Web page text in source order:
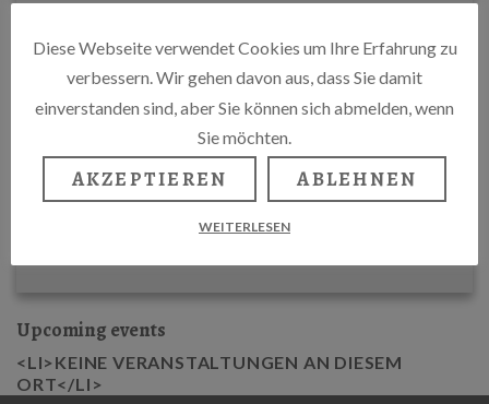
Upcoming events
<LI>KEINE VERANSTALTUNGEN AN DIESEM
ORT</LI>
Diese Webseite verwendet Cookies um Ihre Erfahrung zu
verbessern. Wir gehen davon aus, dass Sie damit
einverstanden sind, aber Sie können sich abmelden, wenn
Sie möchten.
AKZEPTIEREN ABLEHNEN
WEITERLESEN